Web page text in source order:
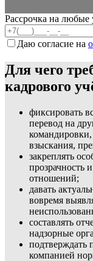
Рассрочка на
Даю согласие на
Для чего
кадрового
фиксировать
перевод на
взыскания,
закреплять
прозрачность
отношений;
давать
вовремя
составлять
надзорные
подтверждать
компанией